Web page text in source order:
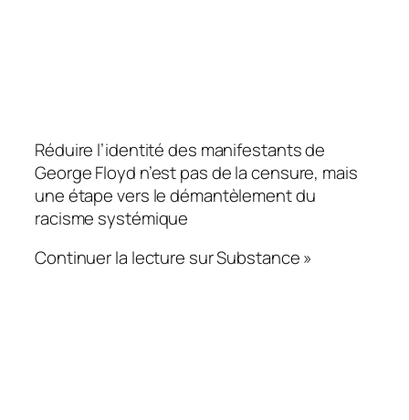
Réduire l’identité des manifestants de
George Floyd n’est pas de la censure, mais
une étape vers le démantèlement du
racisme systémique
Continuer la lecture sur Substance »